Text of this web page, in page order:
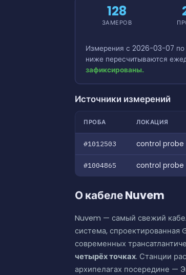
128
ЗАМЕРОВ
Измерения с 2026-03-07
ниже пересчитываются
зафиксированы.
Источники измерений
ПРОБА ЛОКАЦИЯ
#1012503 control probe
#1004865 control probe
О кабеле Nuvem
Nuvem — самый свежий
система, спроектированная
современных
четырёх точках. Станции
архипелагах посередине —